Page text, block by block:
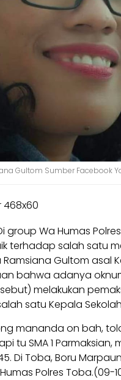
Gultom Sumber Facebook
group Wa Humas
terhadap salah satu
Gultom asal
bahwa adanya
melakukan
satu Kepala Sekolah
mananda on bah,
tu SMA 1
Di Toba, Boru
Polres Toba.(09-